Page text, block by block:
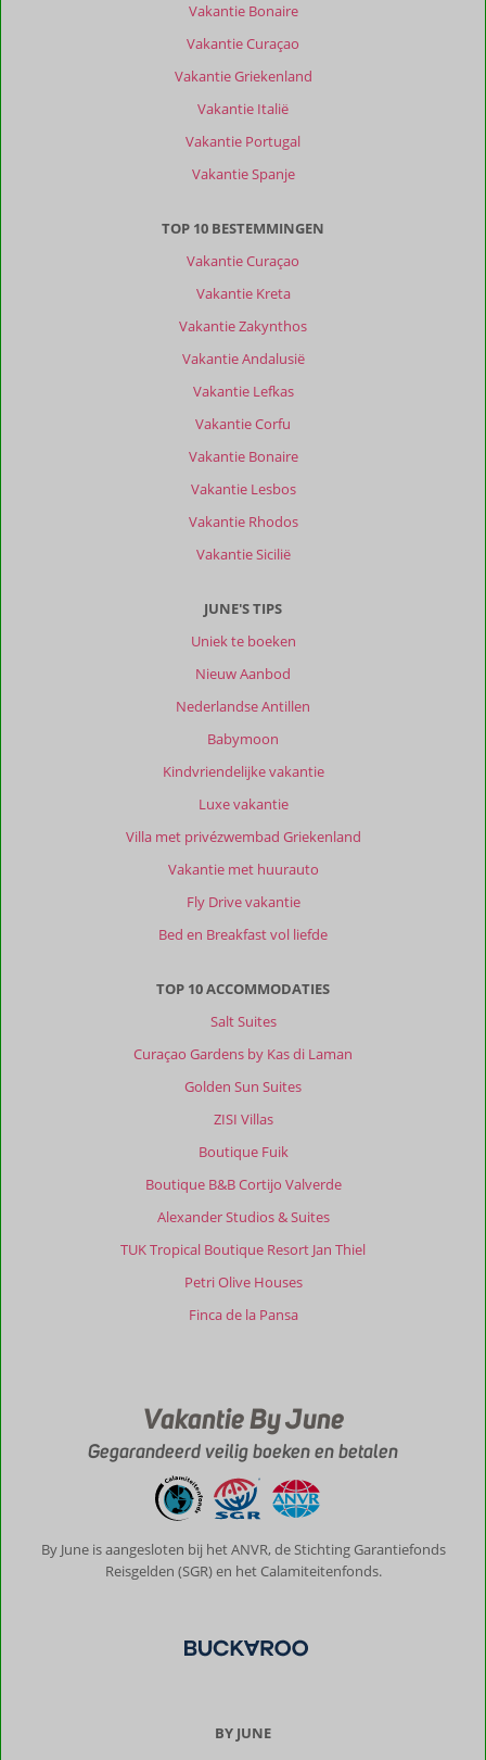
Vakantie Bonaire
Vakantie Curaçao
Vakantie Griekenland
Vakantie Italië
Vakantie Portugal
Vakantie Spanje
TOP 10 BESTEMMINGEN
Vakantie Curaçao
Vakantie Kreta
Vakantie Zakynthos
Vakantie Andalusië
Vakantie Lefkas
Vakantie Corfu
Vakantie Bonaire
Vakantie Lesbos
Vakantie Rhodos
Vakantie Sicilië
JUNE'S TIPS
Uniek te boeken
Nieuw Aanbod
Nederlandse Antillen
Babymoon
Kindvriendelijke vakantie
Luxe vakantie
Villa met privézwembad Griekenland
Vakantie met huurauto
Fly Drive vakantie
Bed en Breakfast vol liefde
TOP 10 ACCOMMODATIES
Salt Suites
Curaçao Gardens by Kas di Laman
Golden Sun Suites
ZISI Villas
Boutique Fuik
Boutique B&B Cortijo Valverde
Alexander Studios & Suites
TUK Tropical Boutique Resort Jan Thiel
Petri Olive Houses
Finca de la Pansa
Vakantie By June
Gegarandeerd veilig boeken en betalen
By June is aangesloten bij het ANVR, de Stichting Garantiefonds
Reisgelden (SGR) en het Calamiteitenfonds.
BY JUNE